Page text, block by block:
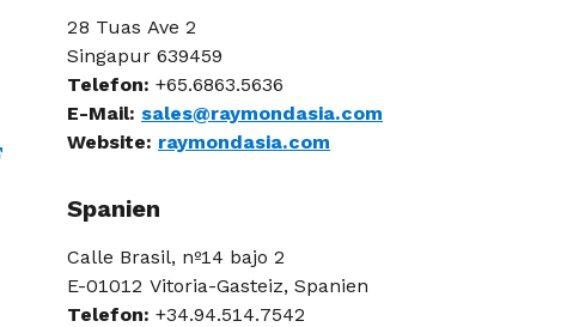
28 Tuas Ave 2
Singapur 639459
Telefon: +65.6863.5636
E-Mail: sales@raymondasia.com
Website: raymondasia.com
Spanien
Calle Brasil, nº14 bajo 2
E-01012 Vitoria-Gasteiz, Spanien
Telefon: +34.94.514.7542